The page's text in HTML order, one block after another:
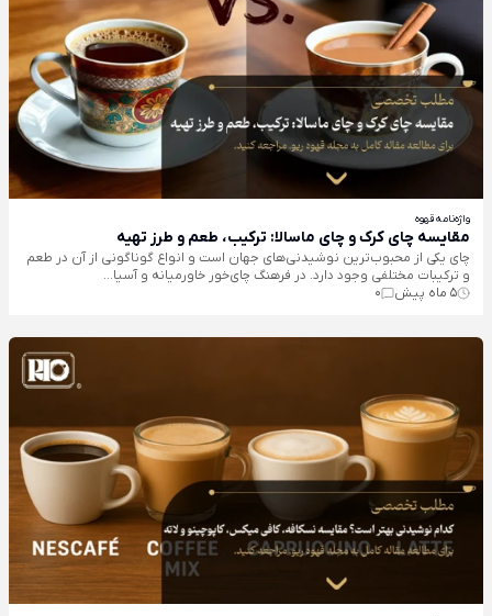
واژه‌نامه قهوه
مقایسه چای کرک و چای ماسالا: ترکیب، طعم و طرز تهیه
چای یکی از محبوب‌ترین نوشیدنی‌های جهان است و انواع گوناگونی از آن در طعم
و ترکیبات مختلفی وجود دارد. در فرهنگ چای‌خور خاورمیانه و آسیا...
5 ماه پیش
0